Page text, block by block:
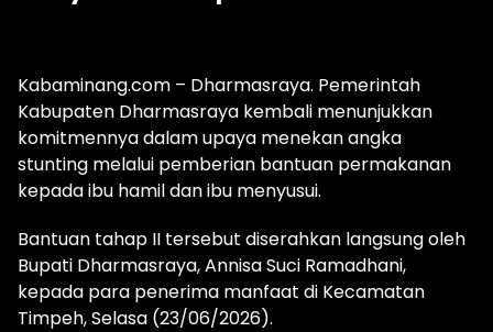
Kabaminang.com – Dharmasraya. Pemerintah
Kabupaten Dharmasraya kembali menunjukkan
komitmennya dalam upaya menekan angka
stunting melalui pemberian bantuan permakanan
kepada ibu hamil dan ibu menyusui.
Bantuan tahap II tersebut diserahkan langsung oleh
Bupati Dharmasraya, Annisa Suci Ramadhani,
kepada para penerima manfaat di Kecamatan
Timpeh, Selasa (23/06/2026).